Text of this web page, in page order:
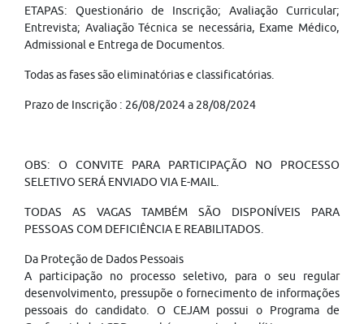
ETAPAS: Questionário de Inscrição; Avaliação Curricular;
Entrevista; Avaliação Técnica se necessária, Exame Médico,
Admissional e Entrega de Documentos.
Todas as fases são eliminatórias e classificatórias.
Prazo de Inscrição : 26/08/2024 a 28/08/2024
OBS: O CONVITE PARA PARTICIPAÇÃO NO PROCESSO
SELETIVO SERÁ ENVIADO VIA E-MAIL.
TODAS AS VAGAS TAMBÉM SÃO DISPONÍVEIS PARA
PESSOAS COM DEFICIÊNCIA E REABILITADOS
Da Proteção de Dados Pessoais
A participação no processo seletivo, para o seu regular
desenvolvimento, pressupõe o fornecimento de informações
pessoais do candidato. O CEJAM possui o Programa de